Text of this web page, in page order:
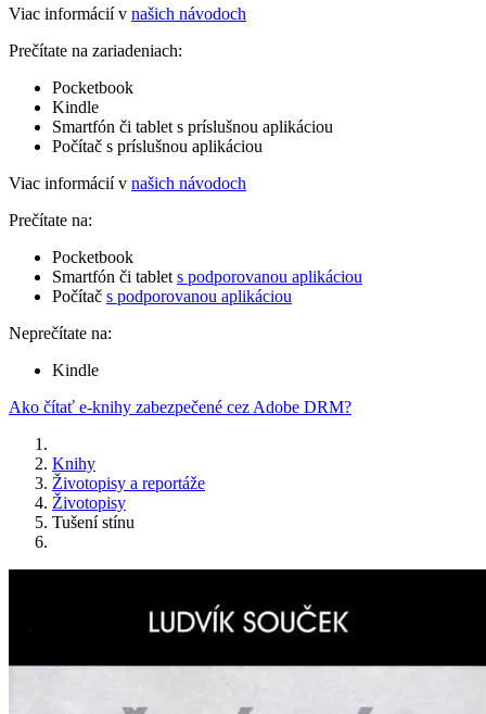
Viac informácií v našich návodoch
Prečítate na zariadeniach:
Pocketbook
Kindle
Smartfón či tablet s príslušnou aplikáciou
Počítač s príslušnou aplikáciou
Viac informácií v našich návodoch
Prečítate na:
Pocketbook
Smartfón či tablet s podporovanou aplikáciou
Počítač s podporovanou aplikáciou
Neprečítate na:
Kindle
Ako čítať e-knihy zabezpečené cez Adobe DRM?
Knihy
Životopisy a reportáže
Životopisy
Tušení stínu